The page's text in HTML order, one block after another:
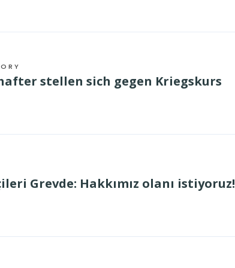
stellen sich gegen Kriegskurs
Grevde: Hakkımız olanı istiyoruz!